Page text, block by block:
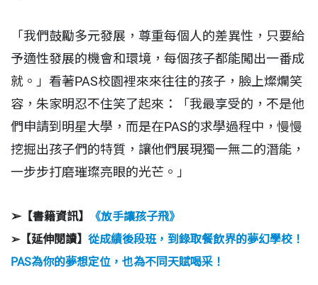
「我們鼓勵多元發展，尊重每個人的差異性，只要給
予適性發展的機會和環境，每個孩子都能闖出一番成
就。」看著PAS校園裡來來往往的孩子，臉上燦爛笑
容，朱家明忍不住笑了起來：「我最享受的，不是他
們申請到明星大學，而是在PAS的求學過程中，慢慢
挖掘出孩子們的特質，讓他們展現獨一無二的潛能，
一步步打磨璀璨亮眼的光芒。」
➢【書籍資訊】
《放手讓孩子飛》
➢【延伸閱讀】 從成績後段班，到錄取餐飲界的夢幻學校！
PAS為你的夢想定位，也為不同天賦喝采！